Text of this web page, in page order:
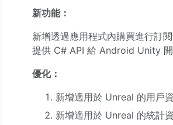
新功能：
新增透過應用程式內購買進行訂閱
提供 C# API 給 Android Unity 開
優化：
新增適用於 Unreal 的用戶
新增適用於 Unreal 的統計